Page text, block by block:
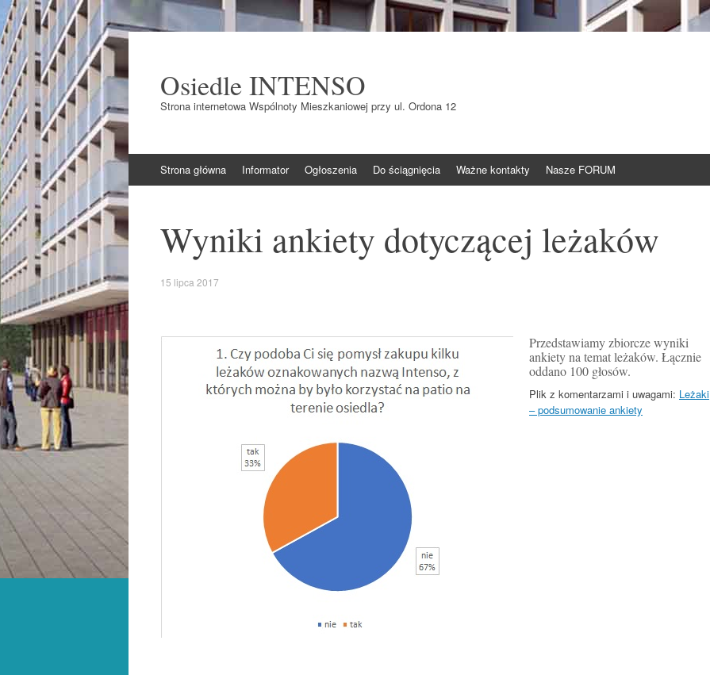
Osiedle INTENSO
Strona internetowa Wspólnoty Mieszkaniowej przy ul. Ordona 12
Skocz doStrona główna Informator Ogłoszenia Do ściągnięcia Ważne kontakty Nasze FORUM
Wyniki ankiety dotyczącej leżaków
15 lipca 2017
Przedstawiamy zbiorcze wyniki
ankiety na temat leżaków. Łącznie
oddano 100 głosów.
Plik z komentarzami i uwagami: Leżaki
– podsumowanie ankiety